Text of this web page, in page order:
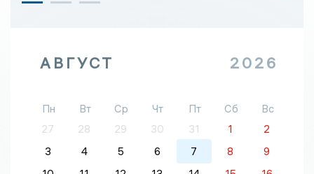
АВГУСТ 2026
Пн Вт Ср Чт Пт Сб
Вс
27
28 29 30 31 1
2
3
4 5 6 7 8
9